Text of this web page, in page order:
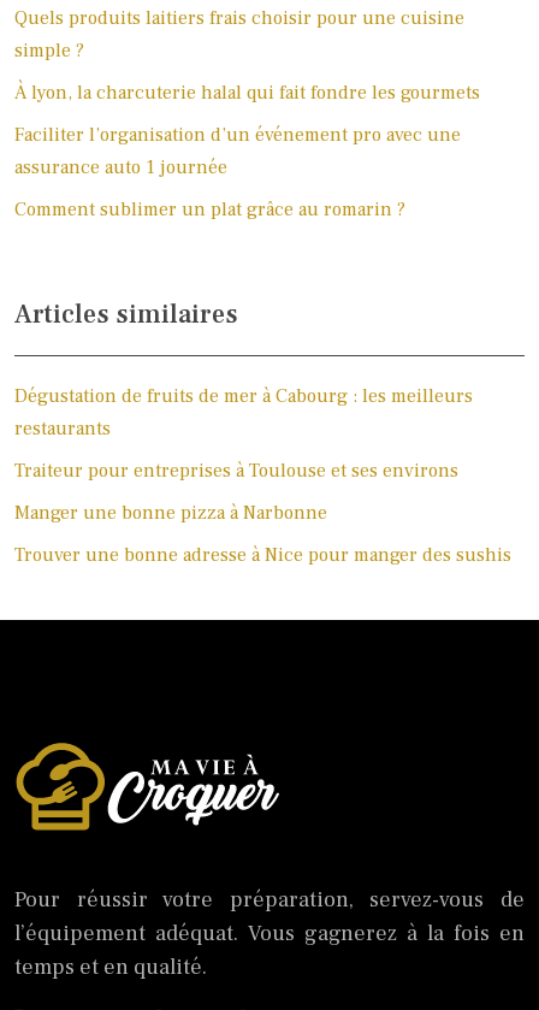
Quels produits laitiers frais choisir pour une cuisine
simple ?
À lyon, la charcuterie halal qui fait fondre les gourmets
Faciliter l’organisation d’un événement pro avec une
assurance auto 1 journée
Comment sublimer un plat grâce au romarin ?
Articles similaires
Dégustation de fruits de mer à Cabourg : les meilleurs
restaurants
Traiteur pour entreprises à Toulouse et ses environs
Manger une bonne pizza à Narbonne
Trouver une bonne adresse à Nice pour manger des sushis
Pour réussir votre préparation, servez-vous de
l’équipement adéquat. Vous gagnerez à la fois en
temps et en qualité.